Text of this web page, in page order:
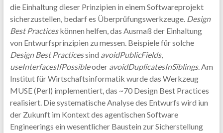
die Einhaltung dieser Prinzipien in einem Softwareprojekt
sicherzustellen, bedarf es Überprüfungswerkzeuge. Design
Best Practiceskönnen helfen, das Ausmaß der Einhaltung
von Entwurfsprinzipien zu messen. Beispiele für solche
Design Best Practicessind avoidPublicFields,
useInterfacesIfPossibleoder avoidDuplicatesInSiblings. Am
Institut für Wirtschaftsinformatik wurde das Werkzeug
MUSE (Perl) implementiert, das ~70 Design Best Practices
realisiert. Die systematische Analyse des Entwurfs wird iun
der Zukunft im Kontext des agentischen Software
Engineerings ein wesentlicher Baustein zur Sicherstellung